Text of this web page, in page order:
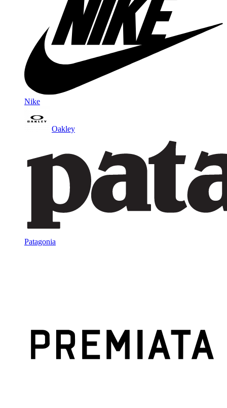
Nike
Oakley
Patagonia